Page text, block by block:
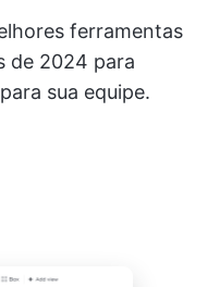
ferramentas
de 2024 para
sua equipe.